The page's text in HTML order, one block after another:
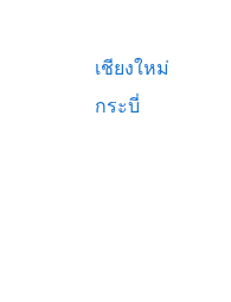
เชียงใหม่
กระบี่